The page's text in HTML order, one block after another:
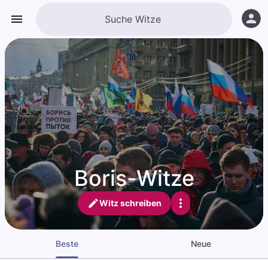
Boris-Witze
Witz schreiben
Beste Neue